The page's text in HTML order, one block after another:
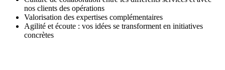
nos clients des opérations
Valorisation des expertises complémentaires
Agilité et écoute : vos idées se transforment en initiatives
concrètes